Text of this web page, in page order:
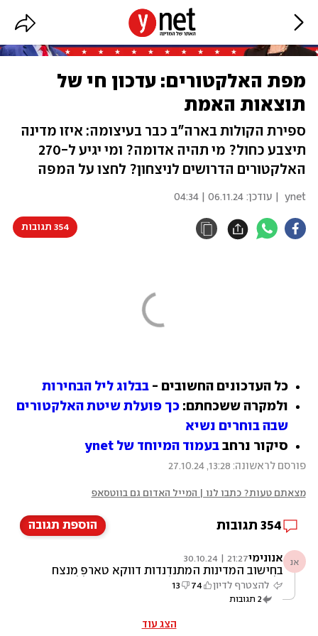
מפת האלקטורים: עדכון חי של
תוצאות האמת
ספירת הקולות בארה"ב כבר בעיצומה: איזו מדינה
תיצבע כחול? מי תהיה אדומה? ומי יגיע ל-270
האלקטורים הדרושים לניצחון? לחצו על המפה
ynet | עודכן: 06.11.24 | 04:34
354 תגובות
כל העדכונים החשובים - בבלוג ליל הבחירות
ולמקרה ששכחתם:
שבה בוחרים נשיא
סיקור נרחב בעמוד המיוחד של ynet
פורסם לראשונה: 13:28, 27.10.24
מצאתם טעות? כתבו לנו | המייל האדום גם בווטסאפ
הוספת תגובה 354 תגובות
אנ אנונימי21:27 | 30.10.24
בחישוב המדינות המתנדנדות דווקא טארפ מנצח
ולא איך שאתם מנסים להראות בגרף הכולל!
הצורה שאתר הזה מנסה להשפיע על הבחירות של
הקול הישראלי בארצות הברית פשוט בזויה
להצטרף לדיון 74
13
2 תגובות
הצג עוד